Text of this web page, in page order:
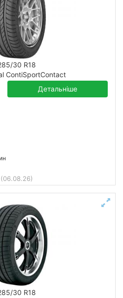
30 R18
ContiSportContact
Детальніше
(06.08.26)
30 R18